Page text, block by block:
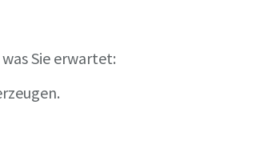
Sie erwartet: